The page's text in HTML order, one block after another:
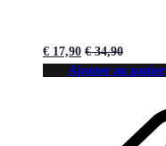
€ 17,90 €34,90
Ajouter au panier